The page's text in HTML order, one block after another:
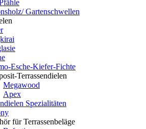
Gartenschwellen
Esche-Kiefer-Fichte
Terrassendielen
Megawood
Apex
Spezialitäten
für Terrassenbeläge